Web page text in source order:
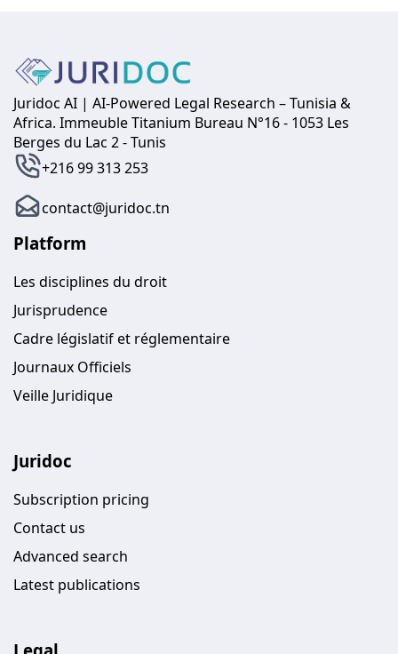
Juridoc AI | AI-Powered Legal Research – Tunisia &
Africa. Immeuble Titanium Bureau N°16 - 1053 Les
Berges du Lac 2 - Tunis
+216 99 313 253
contact@juridoc.tn
Platform
Les disciplines du droit
Jurisprudence
Cadre législatif et réglementaire
Journaux Officiels
Veille Juridique
Juridoc
Subscription pricing
Contact us
Advanced search
Latest publications